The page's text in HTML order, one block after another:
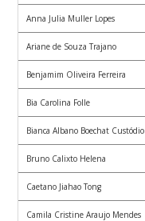
Anna Julia Muller Lopes
Ariane de Souza Trajano
Benjamim Oliveira Ferreira
Bia Carolina Folle
Bianca Albano Boechat Custódio
Bruno Calixto Helena
Caetano Jiahao Tong
Camila Cristine Araujo Mendes